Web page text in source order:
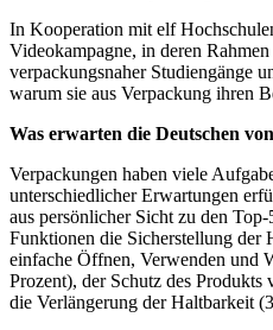
In Kooperation mit elf
Videokampagne, in deren
verpackungsnaher Studiengänge
warum sie aus Verpackung ihren
Was erwarten die Deutschen
Verpackungen haben viele
unterschiedlicher Erwartungen
aus persönlicher Sicht zu den
Funktionen die Sicherstellung der
einfache Öffnen, Verwenden und
Prozent), der Schutz des Produkts
die Verlängerung der Haltbarkeit